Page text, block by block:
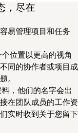
，尽在
易管理项目和任务
位置以更高的视角
同的协作者或项目成
。
，他们的名字会出
在团队成员的工作资
实时收到关于您留下